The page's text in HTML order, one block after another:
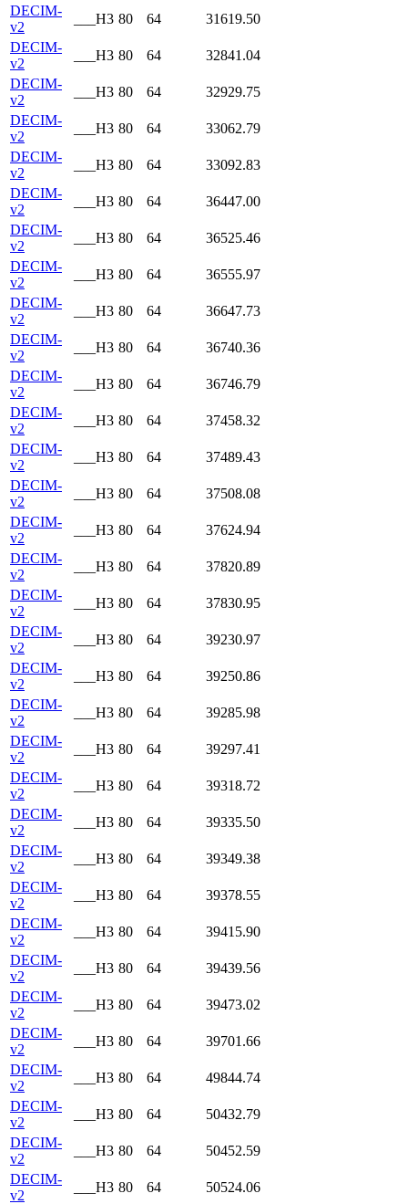
DECIM-
v2
___H3 80 64
31619.50
DECIM-
v2
___H3 80 64
32841.04
DECIM-
v2
___H3 80 64
32929.75
DECIM-
v2
___H3 80 64
33062.79
DECIM-
v2
___H3 80 64
33092.83
DECIM-
v2
___H3 80 64
36447.00
DECIM-
v2
___H3 80 64
36525.46
DECIM-
v2
___H3 80 64
36555.97
DECIM-
v2
___H3 80 64
36647.73
DECIM-
v2
___H3 80 64
36740.36
DECIM-
v2
___H3 80 64
36746.79
DECIM-
v2
___H3 80 64
37458.32
DECIM-
v2
___H3 80 64
37489.43
DECIM-
v2
___H3 80 64
37508.08
DECIM-
v2
___H3 80 64
37624.94
DECIM-
v2
___H3 80 64
37820.89
DECIM-
v2
___H3 80 64
37830.95
DECIM-
v2
___H3 80 64
39230.97
DECIM-
v2
___H3 80 64
39250.86
DECIM-
v2
___H3 80 64
39285.98
DECIM-
v2
___H3 80 64
39297.41
DECIM-
v2
___H3 80 64
39318.72
DECIM-
v2
___H3 80 64
39335.50
DECIM-
v2
___H3 80 64
39349.38
DECIM-
v2
___H3 80 64
39378.55
DECIM-
v2
___H3 80 64
39415.90
DECIM-
v2
___H3 80 64
39439.56
DECIM-
v2
___H3 80 64
39473.02
DECIM-
v2
___H3 80 64
39701.66
DECIM-
v2
___H3 80 64
49844.74
DECIM-
v2
___H3 80 64
50432.79
DECIM-
v2
___H3 80 64
50452.59
DECIM-
v2
___H3 80 64
50524.06